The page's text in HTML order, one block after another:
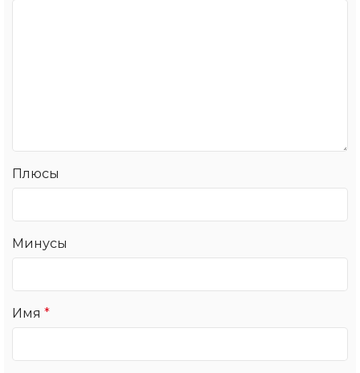
Плюсы
Минусы
Имя *